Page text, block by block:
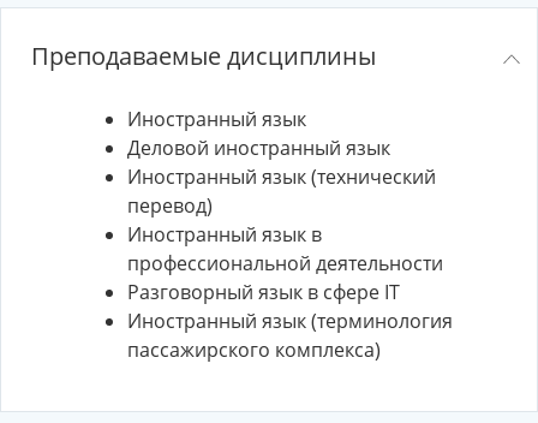
Преподаваемые дисциплины
Иностранный язык
Деловой иностранный язык
Иностранный язык (технический
перевод)
Иностранный язык в
профессиональной деятельности
Разговорный язык в сфере IT
Иностранный язык (терминология
пассажирского комплекса)